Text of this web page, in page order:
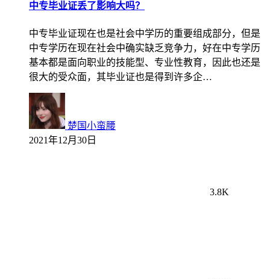
中专毕业证丢了影响大吗？
中专毕业证现在也是社会中学历的重要组成部分，但是
中专学历在现在社会中确实缺乏竞争力，好在中专学历
基本都是面向职业的技能型、专业性教育，因此也还是
很大的受众面，其毕业证也是得到许多企…
楚国小蛮腰
2021年12月30日
3.8K